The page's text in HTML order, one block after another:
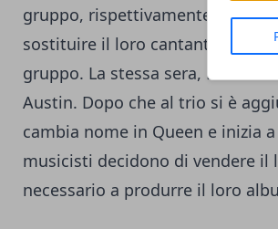
gruppo, rispettivamente Brian
sostituire il loro cantante Tim
gruppo. La stessa sera, Farrokh
Austin. Dopo che al trio si è
cambia nome in Queen e inizia
musicisti decidono di vendere il
necessario a produrre il loro